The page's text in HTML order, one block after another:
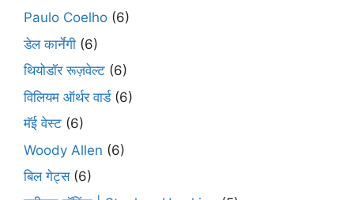
Paulo Coelho (6)
डेल कार्नेगी (6)
थियोडॉर रूज़वेल्ट (6)
विलियम ऑर्थर वार्ड(6)
मॅई वेस्ट (6)
Woody Allen (6)
बिल गेट्स(6)